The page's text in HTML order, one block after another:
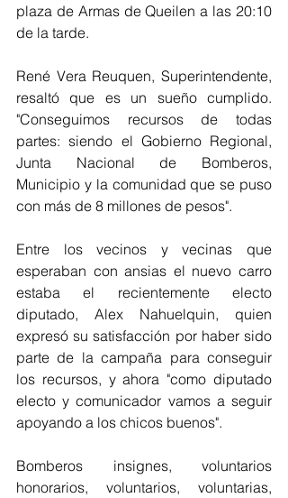
plaza de Armas de Queilen a las 20:10
de la tarde.
René Vera Reuquen, Superintendente,
resaltó que es un sueño cumplido.
"Conseguimos recursos de todas
partes: siendo el Gobierno Regional,
Junta Nacional de Bomberos,
Municipio y la comunidad que se puso
con más de 8 millones de pesos".
Entre los vecinos y vecinas que
esperaban con ansias el nuevo carro
estaba el recientemente electo
diputado, Alex Nahuelquin, quien
expresó su satisfacción por haber sido
parte de la campaña para conseguir
los recursos, y ahora "como diputado
electo y comunicador vamos a seguir
apoyando a los chicos buenos".
Bomberos insignes, voluntarios
honorarios, voluntarios, voluntarias,